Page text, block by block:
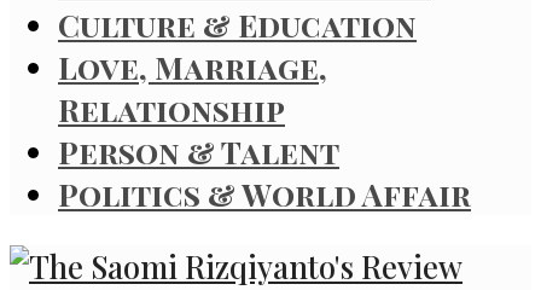
Culture & Education
Love, Marriage,
Relationship
Person & Talent
Politics & World Affair